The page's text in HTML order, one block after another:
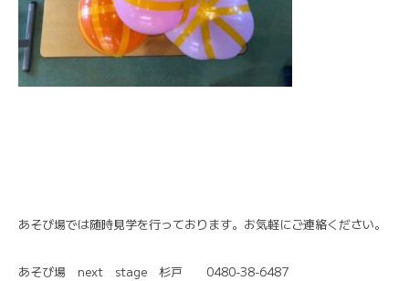
あそび場では随時見学を行っております。お気軽にご連絡ください。
あそび場 next stage 杉戸 0480-38-6487